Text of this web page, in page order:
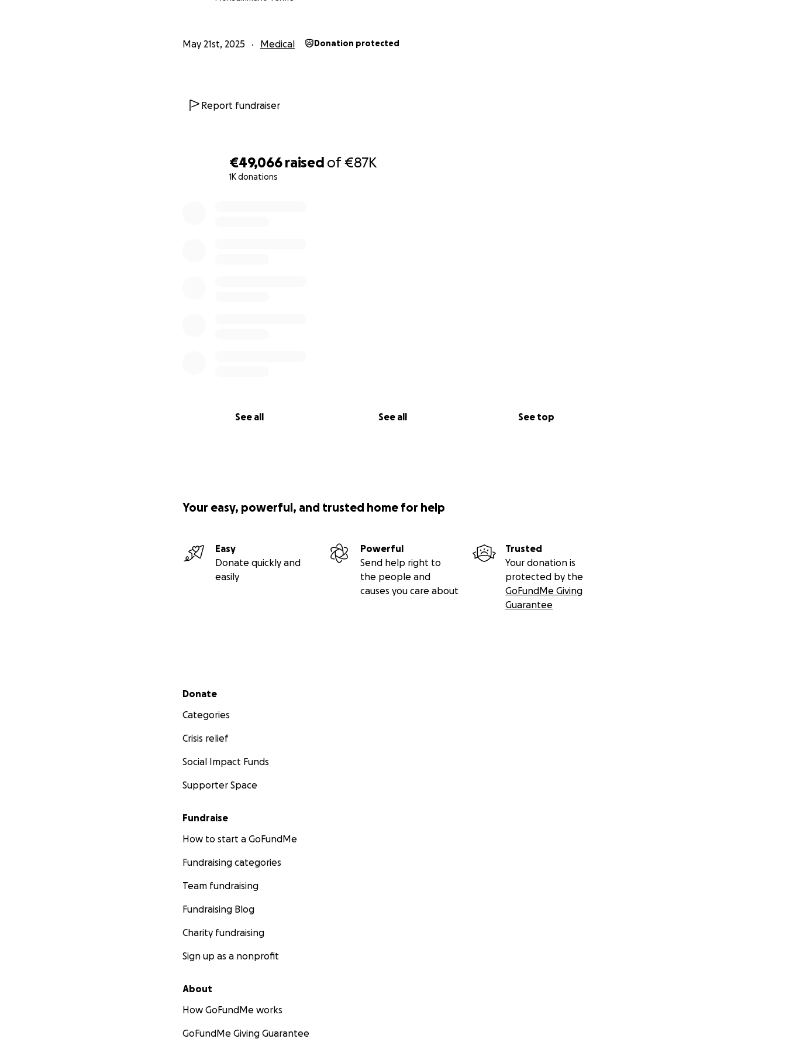
€49,066 raised of€87K
1K donations
See all See all See top
May 21st, 2025 Medical Donation protected
Report fundraiser
Your easy, powerful, and trusted home for help
Easy
Donate quickly and
easily
Powerful
Send help right to
the people and
causes you care about
Trusted
Your donation is
protected by the
GoFundMe Giving
Guarantee
Secondary menu
Donate
Categories
Crisis relief
Social Impact Funds
Supporter Space
Fundraise
How to start a GoFundMe
Fundraising categories
Team fundraising
Fundraising Blog
Charity fundraising
Sign up as a nonprofit
About
How GoFundMe works
GoFundMe Giving Guarantee